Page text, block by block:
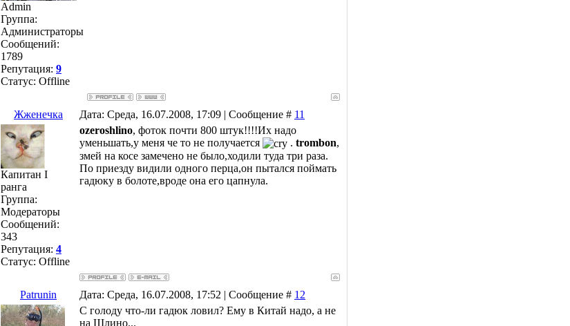
Admin
Группа:
Администраторы
Сообщений:
1789
Репутация: 9
Статус: Offline
Жженечка Дата: Среда, 16.07.2008, 17:09 | Сообщение # 11
Капитан I
ранга
Группа:
Модераторы
Сообщений:
343
Репутация: 4
Статус: Offline
ozeroshlino, фоток почти 800 штук!!!!Их надо
уменьшать,у меня че то не получается
. trombon,
змей на косе замечено не было,ходили туда три раза.
По приезду видили одного перца,он пытался поймать
гадюку в болоте,вроде она его цапнула.
Patrunin Дата: Среда, 16.07.2008, 17:52 | Сообщение # 12
С голоду что-ли гадюк ловил? Ему в Китай надо, а не
на Шлино...